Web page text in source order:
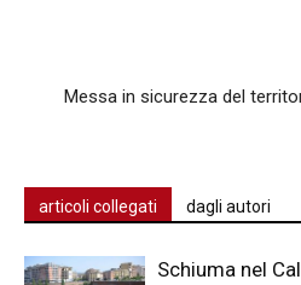
Messa in sicurezza del
articoli collegati dagli autori
Schiuma nel